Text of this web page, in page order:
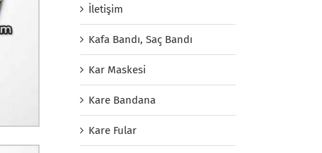
İletişim
Kafa Bandı, Saç Bandı
Kar Maskesi
Kare Bandana
Kare Fular